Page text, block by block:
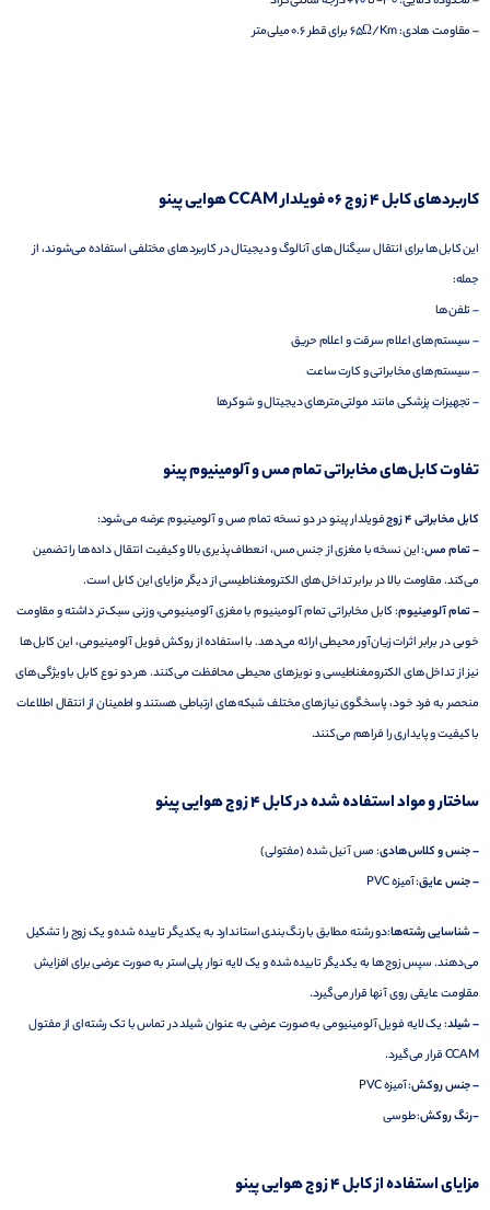
– مقاومت هادی: 65Ω/Km برای قطر 0.6 میلی‌متر
کاربردهای کابل 4 زوج 06 فویلدار CCAM هوایی پینو
این کابل‌ها برای انتقال سیگنال‌های آنالوگ و دیجیتال در کاربردهای مختلفی استفاده می‌شوند، از
جمله:
– تلفن‌ها
– سیستم‌های اعلام سرقت و اعلام حریق
– سیستم‌های مخابراتی و کارت ساعت
– تجهیزات پزشکی مانند مولتی‌مترهای دیجیتال و شوکرها
تفاوت کابل‌های مخابراتی تمام مس و آلومینیوم پینو
کابل مخابراتی 4 زوج
فویلدار پینو در دو نسخه تمام مس و آلومینیوم عرضه می‌شود:
– تمام مس: این نسخه با مغزی از جنس مس، انعطاف‌پذیری بالا و کیفیت انتقال داده‌ها را تضمین
می‌کند. مقاومت بالا در برابر تداخل‌های الکترومغناطیسی از دیگر مزایای این کابل است.
– تمام آلومینیوم: کابل مخابراتی تمام آلومینیوم با مغزی آلومینیومی، وزنی سبک‌تر داشته و مقاومت
خوبی در برابر اثرات زیان‌آور محیطی ارائه می‌دهد. با استفاده از روکش فویل آلومینیومی، این کابل‌ها
نیز از تداخل‌های الکترومغناطیسی و نویزهای محیطی محافظت می‌کنند. هر دو نوع کابل با ویژگی‌های
منحصر به فرد خود، پاسخگوی نیازهای مختلف شبکه‌های ارتباطی هستند و اطمینان از انتقال اطلاعات
با کیفیت و پایداری را فراهم می‌کنند.
ساختار و مواد استفاده شده در کابل 4 زوج هوایی پینو
– جنس و کلاس هادی: مس آنیل شده (مفتولی)
– جنس عایق: آمیزه PVC
– شناسایی رشته‌ها:دو رشته مطابق با رنگ‌بندی استاندارد به یکدیگر تابیده شده و یک زوج را تشکیل
می‌دهند. سپس زوج‌ها به یکدیگر تابیده شده و یک لایه نوار پلی‌استر به صورت عرضی برای افزایش
مقاومت عایقی روی آنها قرار می‌گیرد.
– شیلد: یک لایه فویل آلومینیومی به صورت عرضی به عنوان شیلد در تماس با تک رشته‌ای از مفتول
CCAM قرار می‌گیرد.
– جنس روکش: آمیزه PVC
-رنگ روکش: طوسی
مزایای استفاده از کابل 4 زوج هوایی پینو